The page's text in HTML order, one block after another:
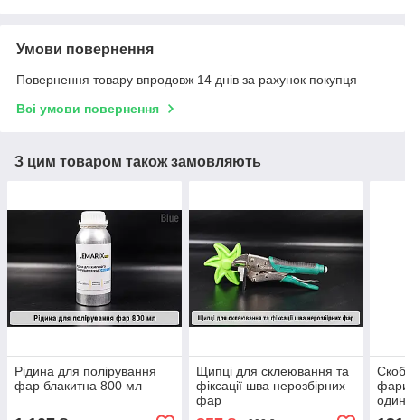
Умови повернення
Повернення товару впродовж 14 днів за рахунок покупця
Всі умови повернення
З цим товаром також замовляють
Рідина для полірування
фар блакитна 800 мл
Щипці для склеювання та
фіксації шва нерозбірних
фар